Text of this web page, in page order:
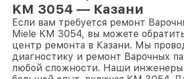
KM 3054 — Казани
Если вам требуется ремонт
Miele KM 3054, вы можете
центр ремонта в Казани. Мы
диагностику и ремонт Варочных
любой сложности. Наши